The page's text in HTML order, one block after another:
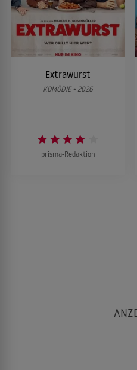
Extrawurst
KOMÖDIE • 2026
prisma-Redaktion